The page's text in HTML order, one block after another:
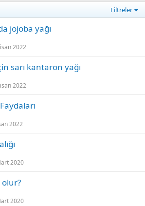
Filtreler
jojoba yağı
2022
sarı kantaron yağı
2022
2022
2020
olur?
2020